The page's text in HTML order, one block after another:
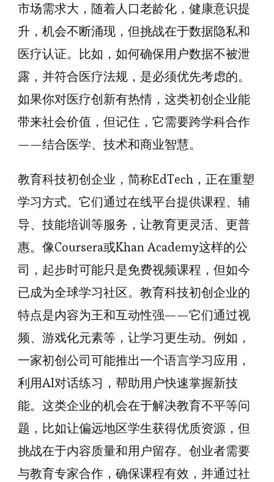
市场需求大，随着人口老龄化，健康意识提
升，机会不断涌现，但挑战在于数据隐私和
医疗认证。比如，如何确保用户数据不被泄
露，并符合医疗法规，是必须优先考虑的。
如果你对医疗创新有热情，这类初创企业能
带来社会价值，但记住，它需要跨学科合作
——结合医学、技术和商业智慧。
教育科技初创企业，简称EdTech，正在重塑
学习方式。它们通过在线平台提供课程、辅
导、技能培训等服务，让教育更灵活、更普
惠。像Coursera或Khan Academy这样的公
司，起步时可能只是免费视频课程，但如今
已成为全球学习社区。教育科技初创企业的
特点是内容为王和互动性强——它们通过视
频、游戏化元素等，让学习更生动。例如，
一家初创公司可能推出一个语言学习应用，
利用AI对话练习，帮助用户快速掌握新技
能。这类企业的机会在于解决教育不平等问
题，比如让偏远地区学生获得优质资源，但
挑战在于内容质量和用户留存。创业者需要
与教育专家合作，确保课程有效，并通过社